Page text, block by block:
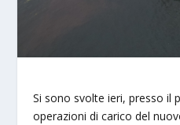
Si sono svolte ieri, presso il
operazioni di carico del